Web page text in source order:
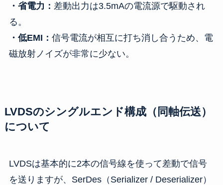
・省電力： 差動出力は3.5mAの電流源で駆動され
る。
・低EMI： 信号電流が相互に打ち消し合うため、電
磁放射ノイズが非常に少ない。
LVDSのシングルエンド構成（同軸伝送）
について
LVDSは基本的に2本の信号線を使って差動で信号
を送りますが、SerDes（Serializer / Deserializer）